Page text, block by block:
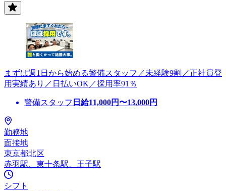
まずは週1日から始める警備スタッフ／未経験9割／正社員登
用実績あり／日払いOK／採用率91％
警備スタッフ 日給11,000円〜13,000円
勤務地
面接地
東京都北区
赤羽駅、東十条駅、王子駅
シフト